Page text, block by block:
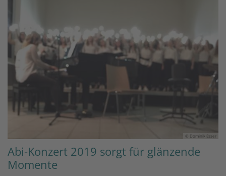
© Dominik Esser
Abi-Konzert 2019 sorgt für glänzende
Momente